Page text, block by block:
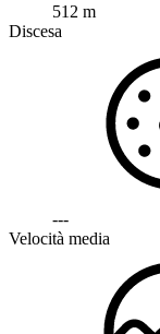
512 m
Discesa
---
Velocità media